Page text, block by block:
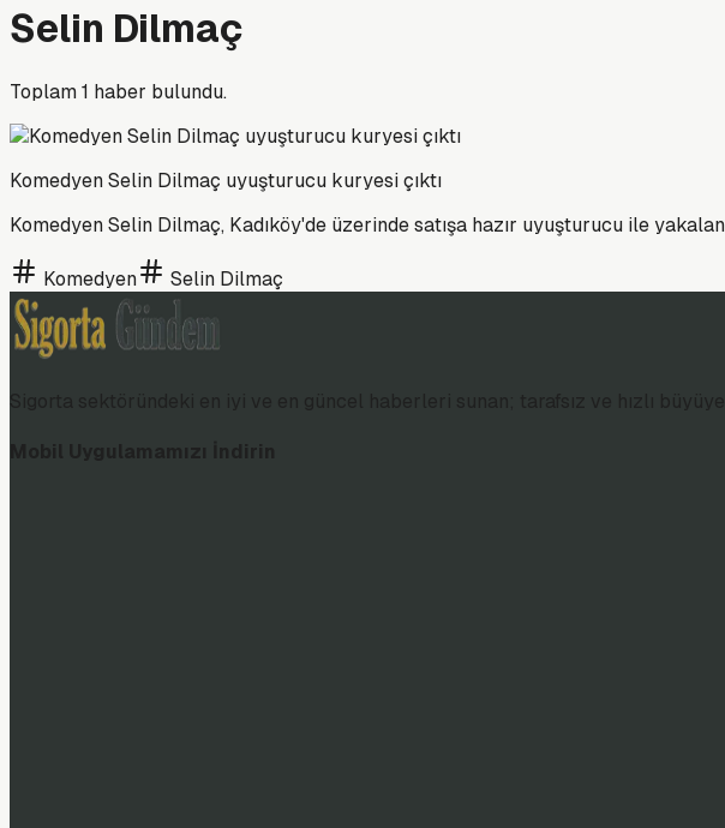
Selin Dilmaç
Toplam1 haber bulundu.
Komedyen Selin Dilmaç uyuşturucu kuryesi çıktı
Komedyen Selin Dilmaç, Kadıköy'de üzerinde satışa hazır uyuşturucu ile
Komedyen Selin Dilmaç